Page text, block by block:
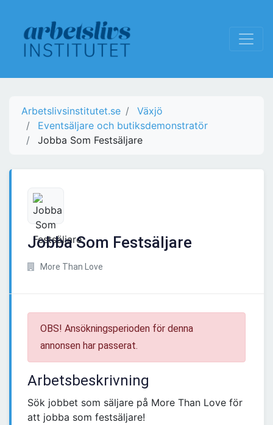
Arbetslivsinstitutet.se
Växjö
Eventsäljare och butiksdemonstratör
Jobba Som Festsäljare
Jobba Som Festsäljare
More Than Love
OBS! Ansökningsperioden för denna
annonsen har passerat.
Arbetsbeskrivning
Sök jobbet som säljare på More Than Love för
att jobba som festsäljare!